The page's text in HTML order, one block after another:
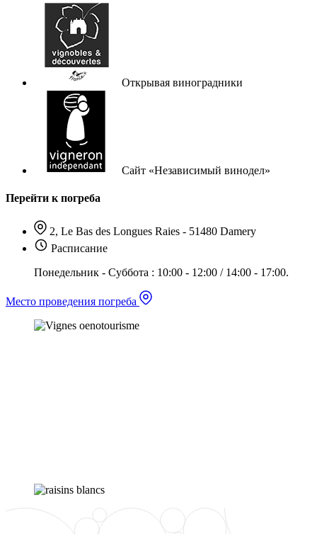
Открывая виноградники
Сайт «Независимый винодел»
Перейти к погреба
2, Le Bas des Longues Raies - 51480 Damery
Расписание
Понедельник - Суббота : 10:00 - 12:00 / 14:00 - 17:00.
Место проведения погреба